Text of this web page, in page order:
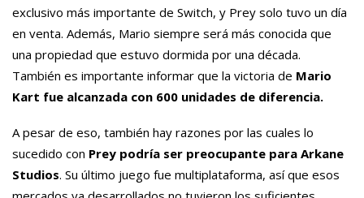
exclusivo más importante de Switch, y Prey solo tuvo un día
en venta. Además, Mario siempre será más conocida que
una propiedad que estuvo dormida por una década.
También es importante informar que la victoria de Mario
Kart fue alcanzada con 600 unidades de diferencia.
A pesar de eso, también hay razones por las cuales lo
sucedido con Prey podría ser preocupante para Arkane
Studios. Su último juego fue multiplataforma, así que esos